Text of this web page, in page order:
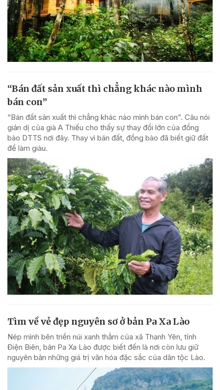
“Bán đất sản xuất thì chẳng khác nào mình
bán con”
“Bán đất sản xuất thì chẳng khác nào mình bán con”. Câu nói
giản dị của già A Thiếu cho thấy sự thay đổi lớn của đồng
bào DTTS nơi đây. Thay vì bán đất, đồng bào đã biết giữ đất
để làm giàu.
Tìm về vẻ đẹp nguyên sơ ở bản Pa Xa Lào
Nép mình bên triền núi xanh thẳm của xã Thanh Yên, tỉnh
Điện Biên, bản Pa Xa Lào được biết đến là nơi còn lưu giữ
nguyên bản những giá trị văn hóa đặc sắc của dân tộc Lào.